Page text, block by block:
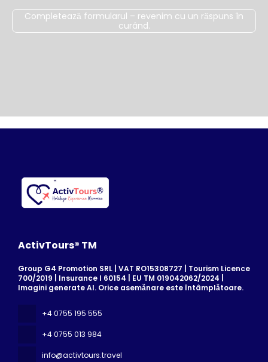
Completează formularul – revenim cu un răspuns în
curând.
ActivTours® TM
Group G4 Promotion SRL | VAT RO15308727 | Tourism Licence
700/2019 | Insurance I 60154 | EU TM 019042062/2024 |
Imagini generate AI. Orice asemănare este întâmplătoare.
+4 0755 195 555
+4 0755 013 984
info@activtours.travel